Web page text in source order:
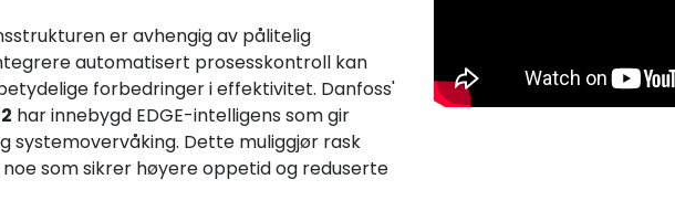
er avhengig av pålitelig
automatisert prosesskontroll kan
forbedringer i effektivitet. Danfoss'
har innebygd EDGE-intelligens som gir
systemovervåking. Dette muliggjør rask
som sikrer høyere oppetid og reduserte